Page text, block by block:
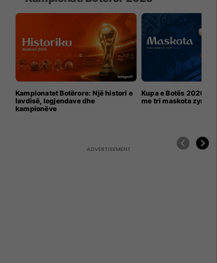
Kampionatet Botërore: Një histori e
lavdisë, legjendave dhe
kampionëve
Kupa e Botës 2026
me tri maskota zyrtare